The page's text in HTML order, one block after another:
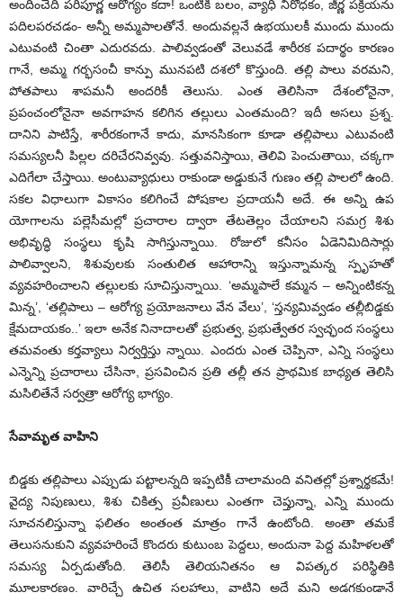
అందించేది పరిపూర్ణ ఆరోగ్యం కదా! ఒంటికి బలం, వ్యాధి నిరోధకం, జీర్ణ పక్రియను
పదిలపరచడం- అన్నీ అమ్మపాలతోనే. అందువల్లనే ఉభయులకీ ముందు ముందు
ఎటువంటి చింతా ఎదురవదు. పాలివ్వడంతో వెలువడే శారీరక పదార్థం కారణం
గానే, అమ్మ గర్భసంచీ కాన్పు మునపటి దశలో కొస్తుంది. తల్లి పాలు వరమని,
పోతపాలు శాపమనీ అందరికీ తెలుసు. ఎంత తెలిసినా దేశంలోనైనా,
ప్రపంచంలోనైనా అవగాహన కలిగిన తల్లులు ఎంతమంది? ఇదీ అసలు ప్రశ్న.
దానిని పాటిస్తే, శారీరకంగానే కాదు, మానసికంగా కూడా తల్లిపాలు ఎటువంటి
సమస్యలనీ పిల్లల దరిచేరనివ్వవు. సత్తువనిస్తాయి, తెలివి పెంచుతాయి, చక్కగా
ఎదిగేలా చేస్తాయి. అంటువ్యాధులు రాకుండా అడ్డుకునే గుణం తల్లి పాలలో ఉంది.
సకల విధాలుగా వికాసం కలిగించే పోషకాల ప్రదాయనీ అదే. ఈ అన్ని ఉప
యోగాలను పల్లెసీమల్లో ప్రచారాల ద్వారా తేటతెల్లం చేయాలని సమగ్ర శిశు
అభివృద్ధి సంస్థలు కృషి సాగిస్తున్నాయి. రోజులో కనీసం ఏడెనిమిదిసార్లు
పాలివ్వాలని, శిశువులకు సంతులిత ఆహారాన్ని ఇస్తున్నామన్న స్పృహతో
వ్యవహరించాలని తల్లులకు సూచిస్తున్నాయి. ‘అమ్మపాలే కమ్మన – అన్నింటికన్న
మిన్న’, ‘తల్లిపాలు – ఆరోగ్య ప్రయోజనాలు వేన వేలు’, ‘స్తన్యమివ్వడం తల్లీబిడ్డకు
క్షేమదాయకం..’ ఇలా అనేక నినాదాలతో ప్రభుత్వ, ప్రభుత్వేతర స్వచ్ఛంద సంస్థలు
తమవంతు కర్తవ్యాలు నిర్వర్తిస్తు న్నాయి. ఎందరు ఎంత చెప్పినా, ఎన్ని సంస్థలు
ఎన్నెన్ని ప్రచారాలు చేసినా, ప్రసవించిన ప్రతి తల్లీ తన ప్రాథమిక బాధ్యత తెలిసి
మసిలితేనే సర్వత్రా ఆరోగ్య భాగ్యం.
సేవామృత వాహిని
బిడ్డకు తల్లిపాలు ఎప్పుడు పట్టాలన్నది ఇప్పటికీ చాలామంది వనితల్లో ప్రశ్నార్థకమే!
వైద్య నిపుణులు, శిశు చికిత్స ప్రవీణులు ఎంతగా చెప్తున్నా, ఎన్ని ముందు
సూచనలిస్తున్నా ఫలితం అంతంత మాత్రం గానే ఉంటోంది. అంతా తమకే
తెలుసనుకుని వ్యవహరించే కొందరు కుటుంబ పెద్దలు, అందునా పెద్ద మహిళలతో
సమస్య ఏర్పడుతోంది. తెలిసీ తెలియనితనం ఆ విపత్కర పరిస్థితికి
మూలకారణం. వారిచ్చే ఉచిత సలహాలు, వాటిని అదే మని అడగకుండానే